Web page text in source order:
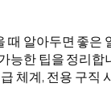
때 알아두면 좋은
능한 팁을 정리합
체계, 전용 구직